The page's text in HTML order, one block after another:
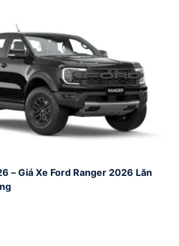
– Giá Xe Ford Ranger 2026 Lăn